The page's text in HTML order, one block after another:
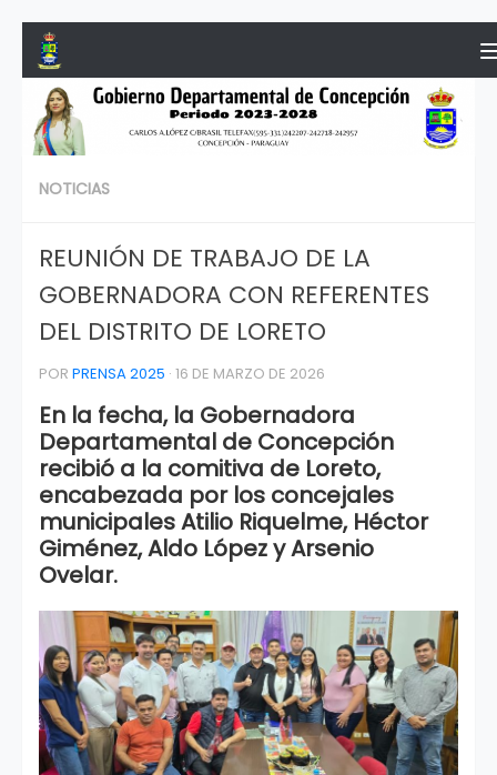
Saltar al contenido
NOTICIAS
REUNIÓN DE TRABAJO DE LA
GOBERNADORA CON REFERENTES
DEL DISTRITO DE LORETO
POR PRENSA 2025 · 16 DE MARZO DE 2026
En la fecha, la Gobernadora
Departamental de Concepción
recibió a la comitiva de Loreto,
encabezada por los concejales
municipales Atilio Riquelme, Héctor
Giménez, Aldo López y Arsenio
Ovelar.